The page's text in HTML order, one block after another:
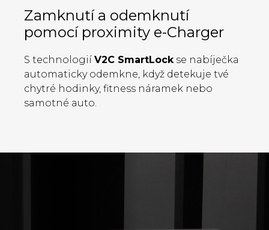
Zamknutí a odemknutí
pomocí proximity e-Charger
S technologií V2C SmartLockse nabíječka
automaticky odemkne, když detekuje tvé
chytré hodinky, fitness náramek nebo
samotné auto.